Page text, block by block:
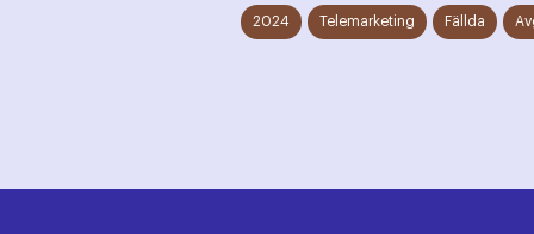
2024 Telemarketing Fällda